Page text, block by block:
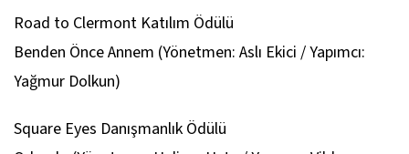
Road to Clermont Katılım Ödülü
Benden Önce Annem (Yönetmen: Aslı Ekici / Yapımcı:
Yağmur Dolkun)
Square Eyes Danışmanlık Ödülü